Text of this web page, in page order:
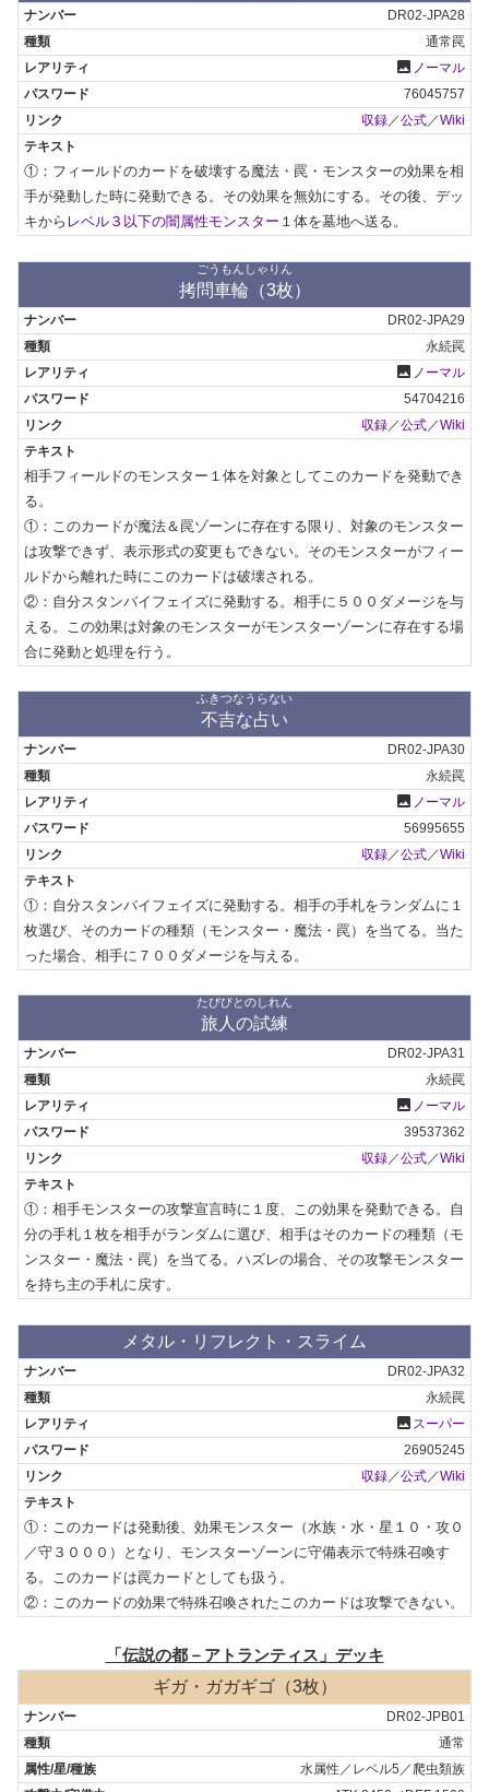
DR02-JPA28
通常罠
photo ノーマル
76045757
収録／公式／Wiki
①：フィールドのカードを破壊する魔法・罠・モンスターの効果を相
手が発動した時に発動できる。その効果を無効にする。その後、デッ
キから レベル３以下の闇属性モンスター １体を墓地へ送る。
ごうもんしゃりん
拷問車輪（3枚）
DR02-JPA29
永続罠
photo ノーマル
54704216
収録 ／公式 ／Wiki
相手フィールドのモンスター１体を対象としてこのカードを発動でき
る。
①：このカードが魔法＆罠ゾーンに存在する限り、対象のモンスター
は攻撃できず、表示形式の変更もできない。そのモンスターがフィー
ルドから離れた時にこのカードは破壊される。
②：自分スタンバイフェイズに発動する。相手に５００ダメージを与
える。この効果は対象のモンスターがモンスターゾーンに存在する場
合に発動と処理を行う。
ふきつなうらない
不吉な占い
DR02-JPA30
永続罠
photo ノーマル
56995655
収録／公式／Wiki
①：自分スタンバイフェイズに発動する。相手の手札をランダムに１
枚選び、そのカードの種類（モンスター・魔法・罠）を当てる。当た
った場合、相手に７００ダメージを与える。
たびびとのしれん
旅人の試練
DR02-JPA31
永続罠
photo ノーマル
39537362
収録／公式／Wiki
①：相手モンスターの攻撃宣言時に１度、この効果を発動できる。自
分の手札１枚を相手がランダムに選び、相手はそのカードの種類（モ
ンスター・魔法・罠）を当てる。ハズレの場合、その攻撃モンスター
を持ち主の手札に戻す。
メタル・リフレクト・スライム
DR02-JPA32
永続罠
photo スーパー
26905245
収録／公式／Wiki
①：このカードは発動後、効果モンスター（水族・水・星１０・攻０
／守３０００）となり、モンスターゾーンに守備表示で特殊召喚す
る。このカードは罠カードとしても扱う。
②：このカードの効果で特殊召喚されたこのカードは攻撃できない。
「伝説の都－アトランティス」デッキ
ギガ・ガガギゴ（3枚）
DR02-JPB01
通常
水属性／レベル5／爬虫類族